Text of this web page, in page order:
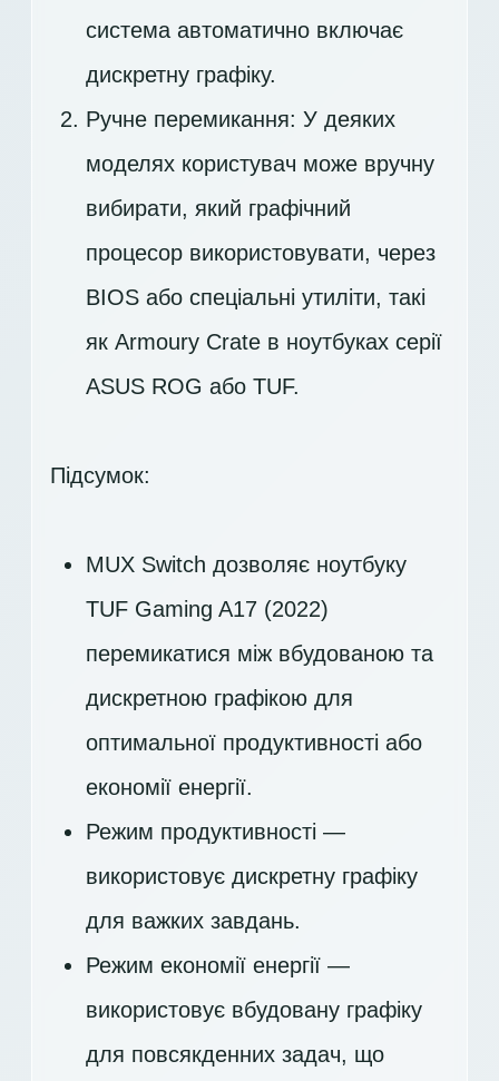
система автоматично включає
дискретну графіку.
Ручне перемикання: У деяких
моделях користувач може вручну
вибирати, який графічний
процесор використовувати, через
BIOS або спеціальні утиліти, такі
як Armoury Crate в ноутбуках серії
ASUS ROG або TUF.
Підсумок:
MUX Switch дозволяє ноутбуку
TUF Gaming A17 (2022)
перемикатися між вбудованою та
дискретною графікою для
оптимальної продуктивності або
економії енергії.
Режим продуктивності —
використовує дискретну графіку
для важких завдань.
Режим економії енергії —
використовує вбудовану графіку
для повсякденних задач, що